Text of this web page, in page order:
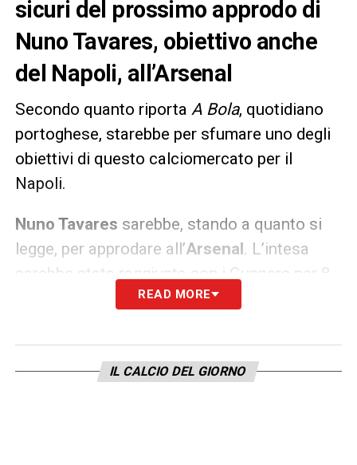
sicuri del prossimo approdo di
Nuno Tavares, obiettivo anche
del Napoli, all’Arsenal
Secondo quanto riporta A Bola, quotidiano
portoghese, starebbe per sfumare uno degli
obiettivi di questo calciomercato per il
Napoli.
Nuno Tavares sarebbe, stando a quanto si
legge, per approdare all’Arsenal. L’intesa
sarebbe stata raggiunta con i Gunners per 8
milioni più 2 di bonus.
LA PLAYLIST DELLE NOSTRE TOP NEWS
READ MORE
IL CALCIO DEL GIORNO